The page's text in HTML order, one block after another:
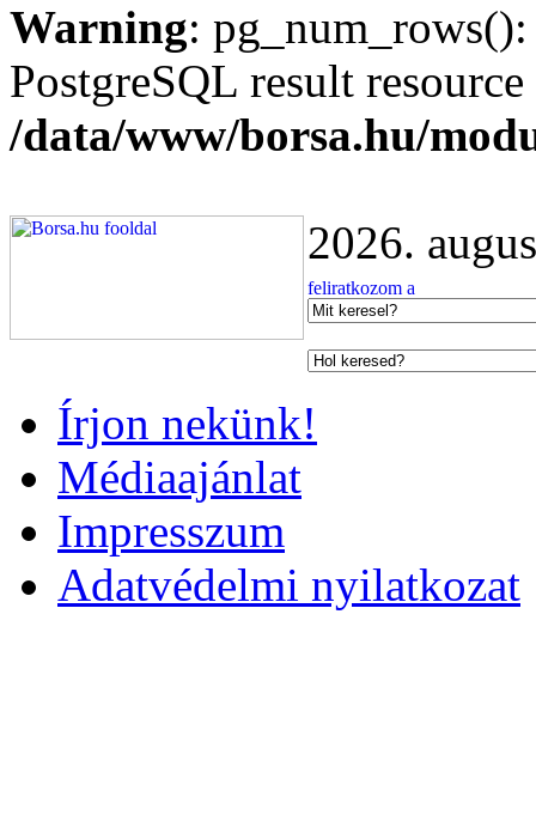
Warning:
PostgreSQL result
/data/www/borsa.hu/
2026.
Írjon nekünk!
Médiaajánlat
Impresszum
Adatvédelmi nyilatkozat